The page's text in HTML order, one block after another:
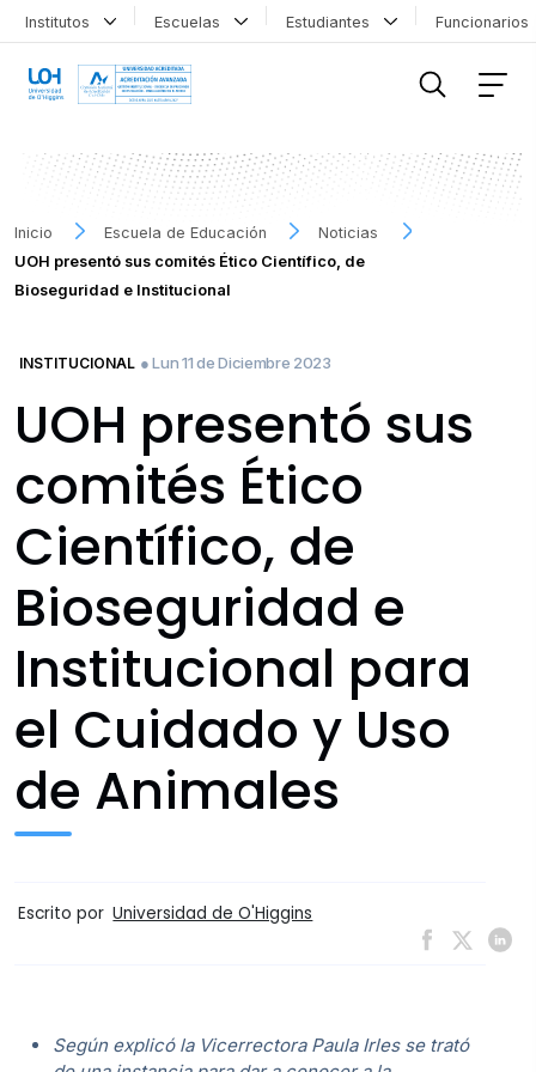
Institutos Escuelas Estudiantes
Inicio Escuela de Educación
Noticias
UOH presentó sus comités Ético Científico, de
Bioseguridad e Institucional
INSTITUCIONAL ● Lun 11 de Diciembre 2023
UOH presentó sus
comités Ético
Científico, de
Bioseguridad e
Institucional para
el Cuidado y Uso
de Animales
Escrito por Universidad de O'Higgins
Según explicó la Vicerrectora Paula Irles se trató